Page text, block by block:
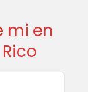
mi en